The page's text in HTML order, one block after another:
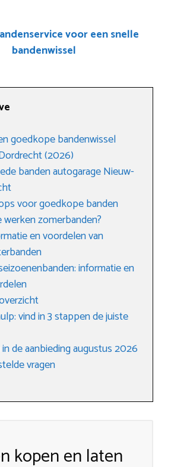
voor een snelle
bandenwissel
goedkope bandenwissel
(2026)
banden autogarage Nieuw-
voor goedkope banden
werken zomerbanden?
en voordelen van
informatie en
vind in 3 stappen de juiste
de aanbieding augustus 2026
vragen
kopen en laten